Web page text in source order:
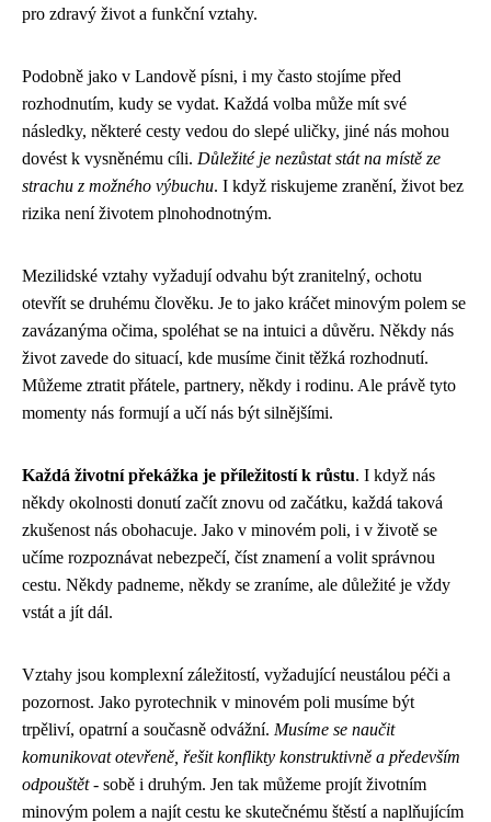
pro zdravý život a funkční vztahy.
Podobně jako v Landově písni, i my často stojíme před
rozhodnutím, kudy se vydat. Každá volba může mít své
následky, některé cesty vedou do slepé uličky, jiné nás mohou
dovést k vysněnému cíli. Důležité je nezůstat stát na místě ze
strachu z možného výbuchu. I když riskujeme zranění, život bez
rizika není životem plnohodnotným.
Mezilidské vztahy vyžadují odvahu být zranitelný, ochotu
otevřít se druhému člověku. Je to jako kráčet minovým polem se
zavázanýma očima, spoléhat se na intuici a důvěru. Někdy nás
život zavede do situací, kde musíme činit těžká rozhodnutí.
Můžeme ztratit přátele, partnery, někdy i rodinu. Ale právě tyto
momenty nás formují a učí nás být silnějšími.
Každá životní překážka je příležitostí k růstu. I když nás
někdy okolnosti donutí začít znovu od začátku, každá taková
zkušenost nás obohacuje. Jako v minovém poli, i v životě se
učíme rozpoznávat nebezpečí, číst znamení a volit správnou
cestu. Někdy padneme, někdy se zraníme, ale důležité je vždy
vstát a jít dál.
Vztahy jsou komplexní záležitostí, vyžadující neustálou péči a
pozornost. Jako pyrotechnik v minovém poli musíme být
trpěliví, opatrní a současně odvážní. Musíme se naučit
komunikovat otevřeně, řešit konflikty konstruktivně a především
odpouštět- sobě i druhým. Jen tak můžeme projít životním
minovým polem a najít cestu ke skutečnému štěstí a naplňujícím